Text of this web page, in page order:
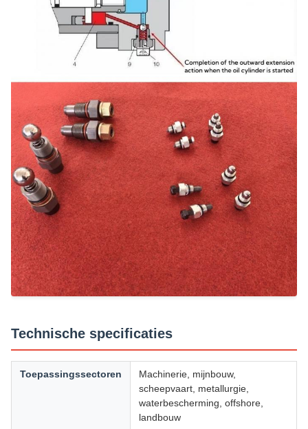
Technische specificaties
Toepassingssectoren
Machinerie, mijnbouw,
scheepvaart, metallurgie,
waterbescherming, offshore,
landbouw